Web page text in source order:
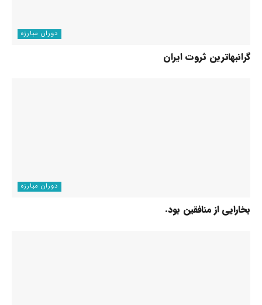
دوران مبارزه
گرانبهاترین ثروت ایران
دوران مبارزه
بخارایی از منافقین بود.